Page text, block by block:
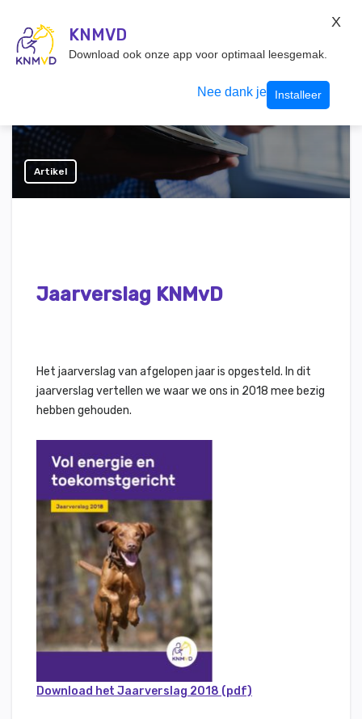
Inloggen
Artikel
Jaarverslag KNMvD
Het jaarverslag van afgelopen jaar is opgesteld. In dit
jaarverslag vertellen we waar we ons in 2018 mee bezig
hebben gehouden.
Download het Jaarverslag 2018 (pdf)
KNMVD
Download ook onze app voor optimaal leesgemak.
Nee dank je Installeer
X